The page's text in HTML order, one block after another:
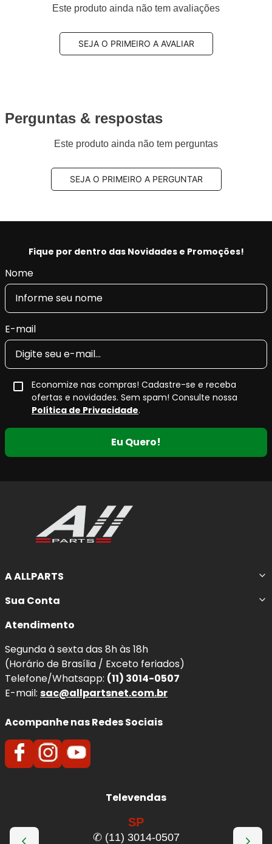
Este produto ainda não tem avaliações
SEJA O PRIMEIRO A AVALIAR
Perguntas & respostas
Este produto ainda não tem perguntas
SEJA O PRIMEIRO A PERGUNTAR
Fique por dentro das Novidades e Promoções!
Nome
E-mail
Economize nas compras! Cadastre-se e receba
ofertas e novidades. Sem spam! Consulte nossa
Política de Privacidade.
Eu Quero!
A ALLPARTS
Sua Conta
Atendimento
Segunda à sexta das 8h às 18h
(Horário de Brasília / Exceto feriados)
Telefone/Whatsapp: (11) 3014-0507
E-mail: sac@allpartsnet.com.br
Acompanhe nas Redes Sociais
Televendas
SP
✆ (11) 3014-0507